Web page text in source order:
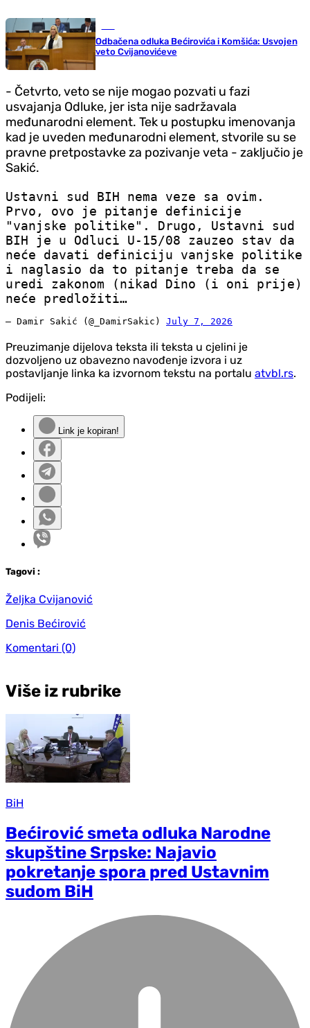
Odbačena odluka Bećirovića i Komšića: Usvojen
veto Cvijanovićeve
- Četvrto, veto se nije mogao pozvati u fazi
usvajanja Odluke, jer ista nije sadržavala
međunarodni element. Tek u postupku imenovanja
kad je uveden međunarodni element, stvorile su se
pravne pretpostavke za pozivanje veta - zaključio je
Sakić.
Ustavni sud BIH nema veze sa ovim.
Prvo, ovo je pitanje definicije
"vanjske politike". Drugo, Ustavni sud
BIH je u Odluci U-15/08 zauzeo stav da
neće davati definiciju vanjske politike
i naglasio da to pitanje treba da se
uredi zakonom (nikad Dino (i oni prije)
neće predložiti…
— Damir Sakić (@_DamirSakic) July 7, 2026
Preuzimanje dijelova teksta ili teksta u cjelini je
dozvoljeno uz obavezno navođenje izvora i uz
postavljanje linka ka izvornom tekstu na portalu atvbl.rs.
Podijeli:
Link je kopiran!
Tagovi :
Željka Cvijanović
Denis Bećirović
Komentari (0)
Više iz rubrike
BiH
Bećirović smeta odluka Narodne
skupštine Srpske: Najavio
pokretanje spora pred Ustavnim
sudom BiH